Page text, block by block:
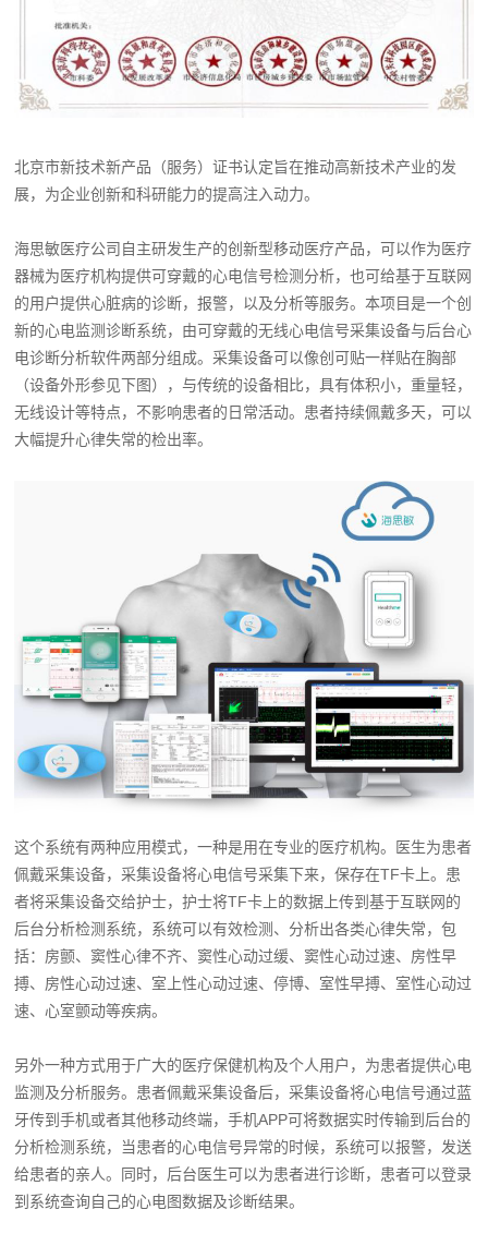
北京市新技术新产品（服务）证书认定旨在推动高新技术产业的发
展，为企业创新和科研能力的提高注入动力。
海思敏医疗公司自主研发生产的创新型移动医疗产品，可以作为医疗
器械为医疗机构提供可穿戴的心电信号检测分析，也可给基于互联网
的用户提供心脏病的诊断，报警，以及分析等服务。本项目是一个创
新的心电监测诊断系统，由可穿戴的无线心电信号采集设备与后台心
电诊断分析软件两部分组成。采集设备可以像创可贴一样贴在胸部
（设备外形参见下图），与传统的设备相比，具有体积小，重量轻，
无线设计等特点，不影响患者的日常活动。患者持续佩戴多天，可以
大幅提升心律失常的检出率。
这个系统有两种应用模式，一种是用在专业的医疗机构。医生为患者
佩戴采集设备，采集设备将心电信号采集下来，保存在TF卡上。患
者将采集设备交给护士，护士将TF卡上的数据上传到基于互联网的
后台分析检测系统，系统可以有效检测、分析出各类心律失常，包
括：房颤、窦性心律不齐、窦性心动过缓、窦性心动过速、房性早
搏、房性心动过速、室上性心动过速、停博、室性早搏、室性心动过
速、心室颤动等疾病。
另外一种方式用于广大的医疗保健机构及个人用户，为患者提供心电
监测及分析服务。患者佩戴采集设备后，采集设备将心电信号通过蓝
牙传到手机或者其他移动终端，手机APP可将数据实时传输到后台的
分析检测系统，当患者的心电信号异常的时候，系统可以报警，发送
给患者的亲人。同时，后台医生可以为患者进行诊断，患者可以登录
到系统查询自己的心电图数据及诊断结果。